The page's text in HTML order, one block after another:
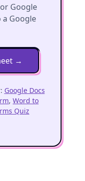
Google
Google
→
Google Docs
, Word to
Quiz